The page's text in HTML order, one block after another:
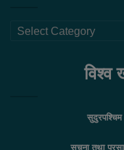
थप
विश्व
सुदुरपश्चिम
सुचना तथा